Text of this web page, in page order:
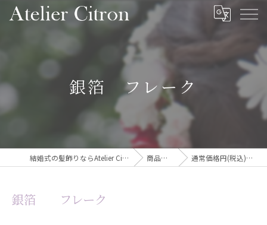
銀箔 フレーク
結婚式の髪飾りならAtelier Citron 商品一覧 通常価格円(税込)ご…
銀箔 フレーク